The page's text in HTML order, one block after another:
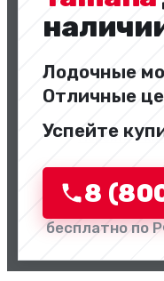
Лодочные
Отличные
Успейте
8
бесплатно по
Перейти в